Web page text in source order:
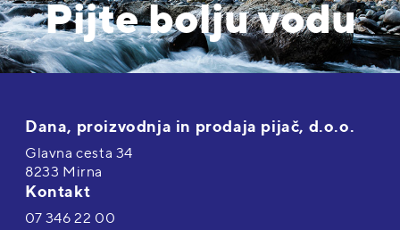
Pijte bolju vodu
Dana, proizvodnja in prodaja pijač, d.o.o.
Glavna cesta 34
8233 Mirna
Kontakt
07 346 22 00